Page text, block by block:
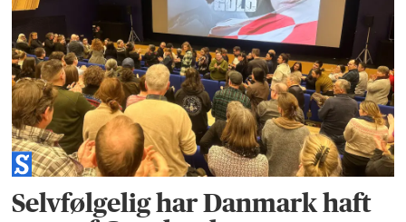
Selvfølgelig har Danmark haft